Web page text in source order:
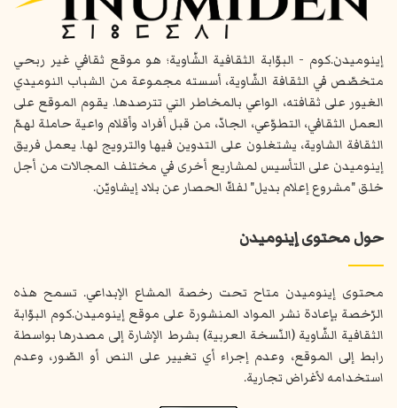
إينوميدن.كوم - البوّابة الثقافية الشّاوية؛ هو موقع ثقافي غير ربحي
متخصّص في الثقافة الشّاوية، أسسته مجموعة من الشباب النوميدي
الغيور على ثقافته، الواعي بالمخاطر التي تترصدها. يقوم الموقع على
العمل الثقافي، التطوّعي، الجادّ، من قبل أفراد وأقلام واعية حاملة لهمّ
الثقافة الشاوية، يشتغلون على التدوين فيها والترويج لها. يعمل فريق
إينوميدن على التأسيس لمشاريع أخرى في مختلف المجالات من أجل
خلق "مشروع إعلام بديل" لفكّ الحصار عن بلاد إيشاويّن.
حول محتوى إينوميدن
محتوى إينوميدن متاح تحت رخصة المشاع الإبداعي. تسمح هذه
الرّخصة بإعادة نشر المواد المنشورة على موقع إينوميدن.كوم البوّابة
الثقافية الشّاوية (النّسخة العربية) بشرط الإشارة إلى مصدرها بواسطة
رابط إلى الموقع، وعدم إجراء أي تغيير على النص أو الصّور، وعدم
استخدامه لأغراض تجارية.